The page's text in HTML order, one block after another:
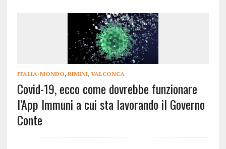
ITALIA-MONDO, RIMINI, VALCONCA
Covid-19, ecco come dovrebbe funzionare
l’App Immuni a cui sta lavorando il Governo
Conte